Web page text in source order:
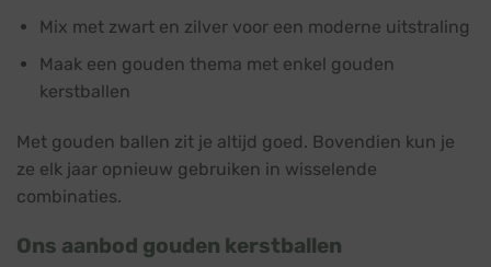
Mix met zwart en zilver voor een moderne uitstraling
Maak een gouden thema met enkel gouden
kerstballen
Met gouden ballen zit je altijd goed. Bovendien kun je
ze elk jaar opnieuw gebruiken in wisselende
combinaties.
Ons aanbod gouden kerstballen